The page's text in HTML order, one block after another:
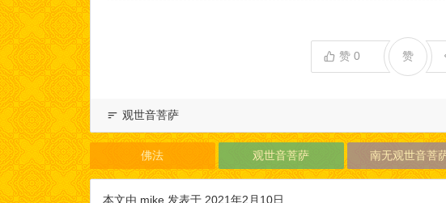
赞0 赞
观世音菩萨
佛法 观世音菩萨 南无观世音菩
本文由 mike 发表于 2021年2月10日